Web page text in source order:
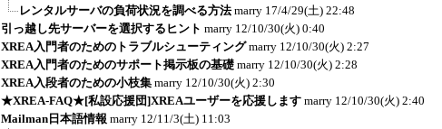
レンタルサーバの負荷状況を調べる方法 marry 17/4/29(土) 22:48
引っ越し先サーバーを選択するヒント marry 12/10/30(火) 0:40
XREA入門者のためのトラブルシューティング marry 12/10/30(火) 2:27
XREA入門者のためのサポート掲示板の基礎 marry 12/10/30(火) 2:28
XREA入段者のための小枝集 marry 12/10/30(火) 2:30
★XREA-FAQ★[私設応援団]XREAユーザーを応援します marry 12/10/30(火) 2:40
Mailman日本語情報 marry 12/11/3(土) 11:03